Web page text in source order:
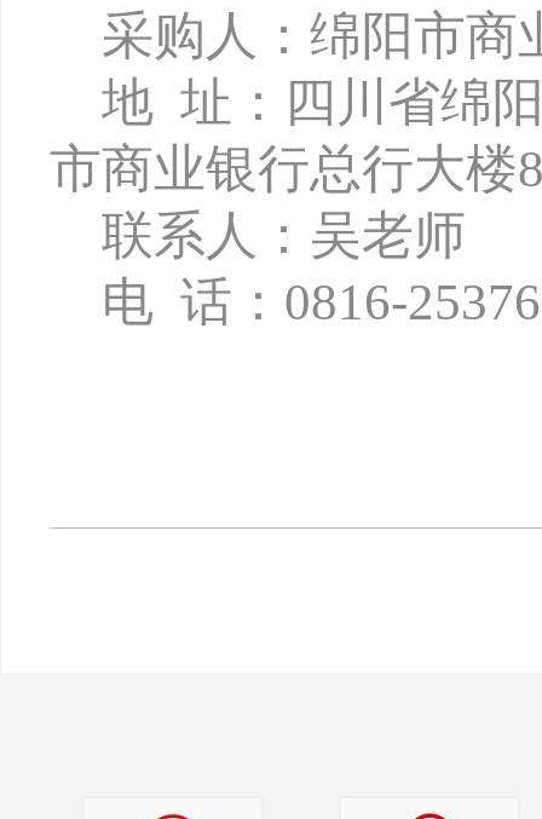
采购人：绵阳市商
地 址：四川省绵
市商业银行总行大楼
联系人：吴老师
电 话： 0816-